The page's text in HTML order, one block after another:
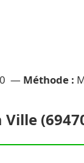
— Méthode :